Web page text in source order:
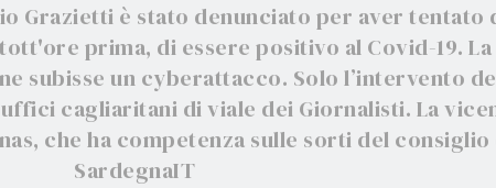
Grazietti è stato denunciato per aver
prima, di essere positivo al Covid-19.
subisse un cyberattacco. Solo l’intervento
cagliaritani di viale dei Giornalisti. La
che ha competenza sulle sorti del consiglio
SardegnaIT